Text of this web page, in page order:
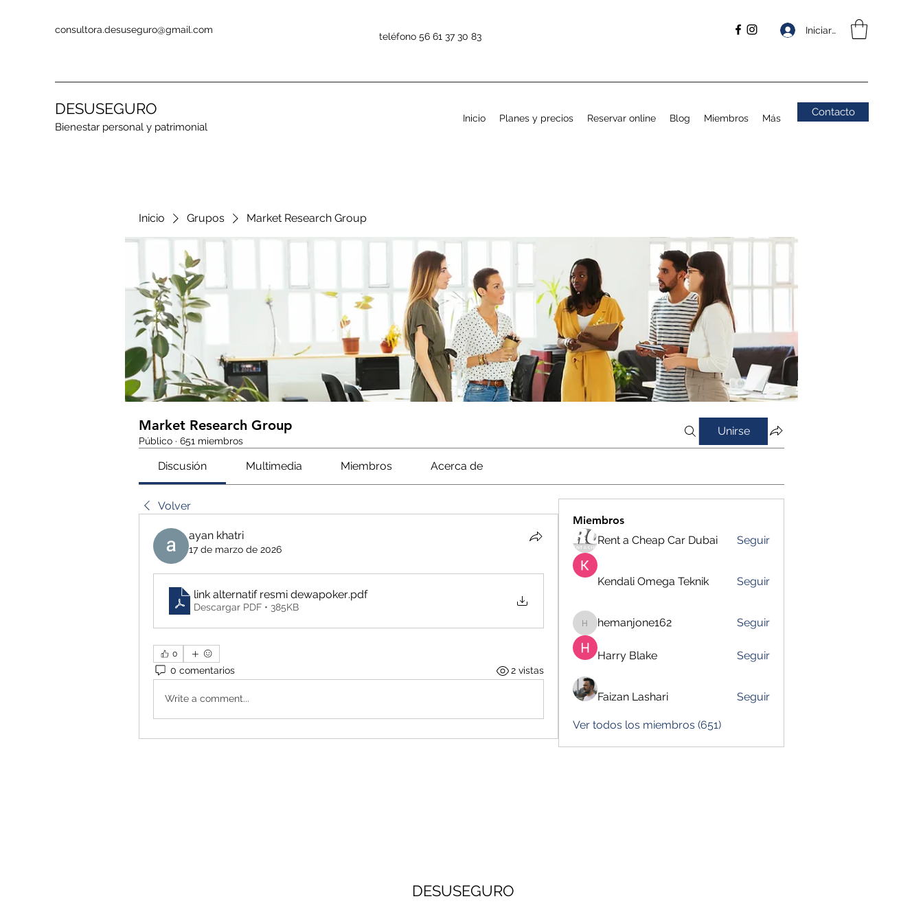
consultora.desuseguro@gmail.com Iniciar sesión
teléfono 56 61 37 30 83
DESUSEGURO
Bienestar personal y patrimonial
Inicio Planes y precios Reservar online Blog Miembros Más Contacto
Inicio Grupos Market Research Group
Market Research Group
Público · 651 miembros
Unirse
Discusión Multimedia Miembros Acerca de
Volver
ayan khatri
17 de marzo de 2026
link alternatif resmi dewapoker.pdf
Descargar PDF • 385KB
0
0 comentarios 2 vistas
Write a comment...
Miembros
Rent a Cheap Car Dubai
Seguir
Kendali Omega Teknik Seguir
hemanjone162
hemanjone162 Seguir
Harry Blake Seguir
Faizan Lashari Seguir
Ver todos los miembros (651)
DESUSEGURO